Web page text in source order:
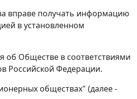
вправе получать информацию
в установленном
об Обществе в соответствиями
Российской Федерации.
обществах" (далее -